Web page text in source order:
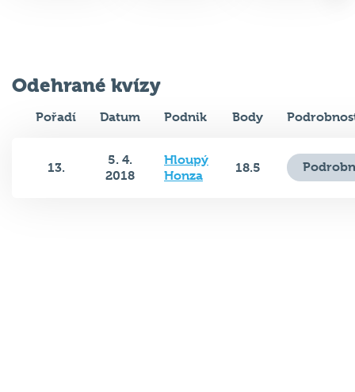
Odehrané kvízy
Pořadí Datum Podnik Body
13.
5. 4.
2018
Hloupý
Honza
18.5